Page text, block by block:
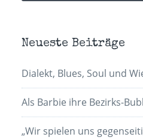
Neueste Beiträge
Dialekt, Blues, Soul und
Als Barbie ihre Bezirks-
„Wir spielen uns